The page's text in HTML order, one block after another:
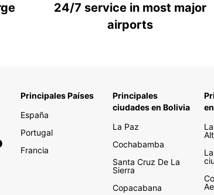
24/7 service in most major
airports
Principales Países
España
Portugal
Francia
Principales
ciudades en Bolivia
La Paz
Cochabamba
Santa Cruz De La
Sierra
Copacabana